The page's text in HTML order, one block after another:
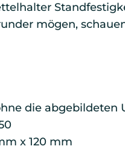
mögen,
die abgebildeten
x 120 mm